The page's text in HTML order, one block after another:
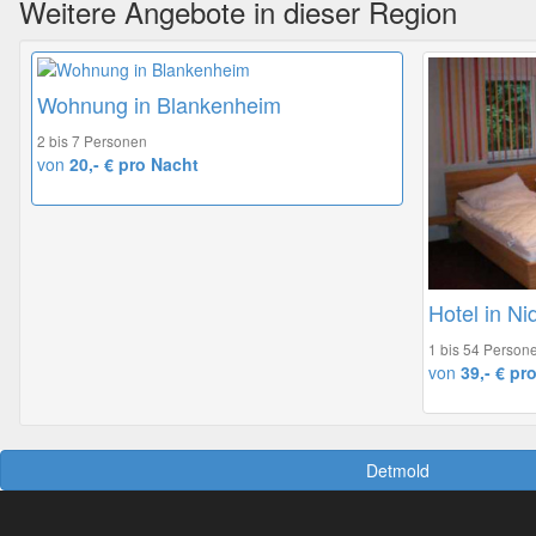
Weitere Angebote in dieser Region
Wohnung in Blankenheim
2 bis 7 Personen
von 20,- € pro Nacht
Hotel in
1 bis 54
von 39,- €
Detmold